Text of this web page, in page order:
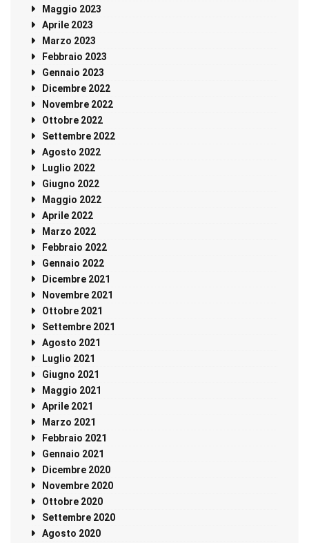
Maggio 2023
Aprile 2023
Marzo 2023
Febbraio 2023
Gennaio 2023
Dicembre 2022
Novembre 2022
Ottobre 2022
Settembre 2022
Agosto 2022
Luglio 2022
Giugno 2022
Maggio 2022
Aprile 2022
Marzo 2022
Febbraio 2022
Gennaio 2022
Dicembre 2021
Novembre 2021
Ottobre 2021
Settembre 2021
Agosto 2021
Luglio 2021
Giugno 2021
Maggio 2021
Aprile 2021
Marzo 2021
Febbraio 2021
Gennaio 2021
Dicembre 2020
Novembre 2020
Ottobre 2020
Settembre 2020
Agosto 2020